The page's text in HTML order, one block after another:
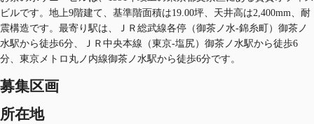
ビルです。地上9階建て、基準階面積は19.00坪、天井高は2,400mm、耐
震構造です。最寄り駅は、ＪＲ総武線各停（御茶ノ水-錦糸町）御茶ノ
水駅から徒歩6分、ＪＲ中央本線（東京-塩尻）御茶ノ水駅から徒歩6
分、東京メトロ丸ノ内線御茶ノ水駅から徒歩6分です。
募集区画
所在地